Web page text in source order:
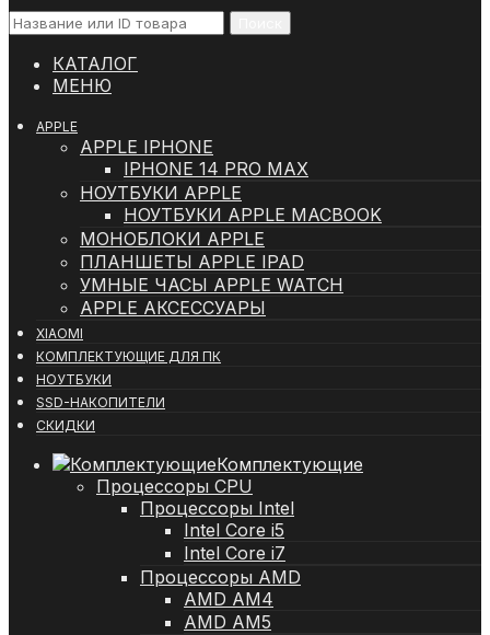
КАТАЛОГ
МЕНЮ
APPLE
APPLE IPHONE
IPHONE 14 PRO MAX
НОУТБУКИ APPLE
НОУТБУКИ APPLE MACBOOK
МОНОБЛОКИ APPLE
ПЛАНШЕТЫ APPLE IPAD
УМНЫЕ ЧАСЫ APPLE WATCH
APPLE АКСЕССУАРЫ
XIAOMI
КОМПЛЕКТУЮЩИЕ ДЛЯ ПК
НОУТБУКИ
SSD-НАКОПИТЕЛИ
СКИДКИ
Комплектующие
Процессоры CPU
Процессоры Intel
Intel Core i5
Intel Core i7
Процессоры AMD
AMD AM4
AMD AM5